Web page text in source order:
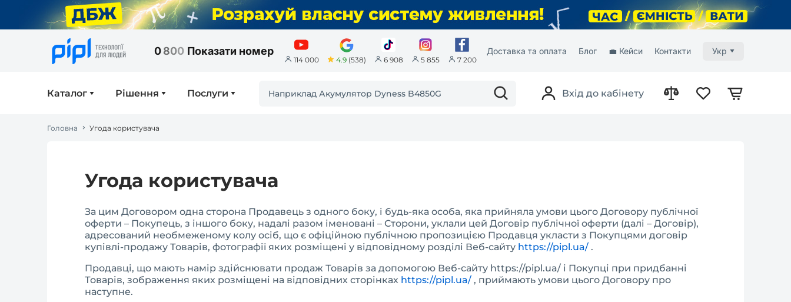
0800 Показати номер
114 000 4.9(538) 6 908 5 855 7 200
Доставка та оплата Блог 💼 Кейси Контакти Укр
Каталог Рішення Послуги Вхід до кабінету
Головна Угода користувача
Угода користувача
За цим Договором одна сторона Продавець з одного боку, і будь-яка особа, яка прийняла умови цього Договору публічної
оферти – Покупець, з іншого боку, надалі разом іменовані – Сторони, уклали цей Договір публічної оферти (далі – Договір),
адресований необмеженому колу осіб, що є офіційною публічною пропозицією Продавця укласти з Покупцями договір
купівлі-продажу Товарів, фотографії яких розміщені у відповідному розділі Веб-сайту https://pipl.ua/ .
Продавці, що мають намір здійснювати продаж Товарів за допомогою Веб-сайту https://pipl.ua/ і Покупці при придбанні
Товарів, зображення яких розміщені на відповідних сторінках https://pipl.ua/ , приймають умови цього Договору про
наступне.